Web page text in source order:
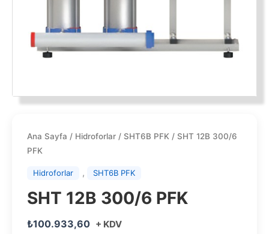
Ana Sayfa / Hidroforlar / SHT6B PFK / SHT 12B 300/6
PFK
Hidroforlar , SHT6B PFK
SHT 12B 300/6 PFK
₺100.933,60 + KDV